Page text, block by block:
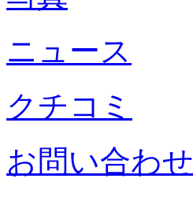
ニュース
クチコミ
お問い合わせ